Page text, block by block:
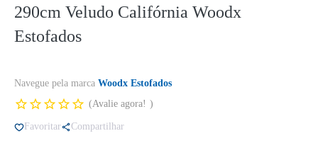
290cm Veludo Califórnia Woodx
Estofados
Navegue pela marca Woodx Estofados
Avalie agora!
Favoritar Compartilhar